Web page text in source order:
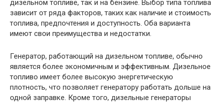
дизельном топливе, так и на бензине. Выбор типа топлива
зависит от ряда факторов, таких как наличие и стоимость
топлива, предпочтения и доступность. Оба варианта
имеют свои преимущества и недостатки.
Генератор, работающий на дизельном топливе, обычно
является более экономичным и эффективным. Дизельное
топливо имеет более высокую энергетическую
плотность, что позволяет генератору работать дольше на
одной заправке. Кроме того, дизельные генераторы